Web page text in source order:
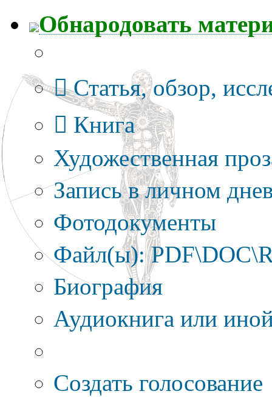
Обнародовать
Статья, обзор,
Книга
Художественная
Запись в личном
Фотодокументы
Файл(ы):
Биография
Аудиокнига или
Создать голосование